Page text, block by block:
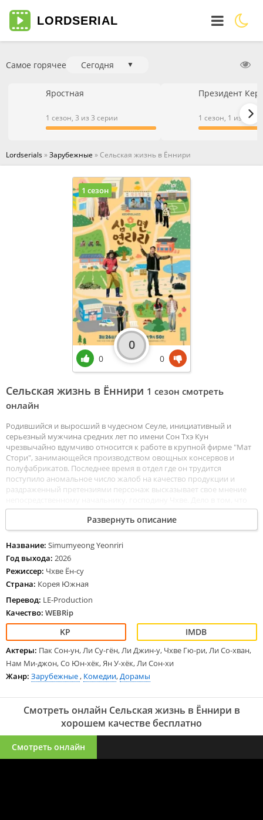
LORDSERIAL
Самое горячее Сегодня ▼
Яростная
1 сезон, 3 из 3 серии
Президент
1 сезон, 1 из 1
Lordserials»Зарубежные » Сельская жизнь в Ëннири
Сельская жизнь в Ëннири 1 сезон смотреть
онлайн
Родившийся и выросший в чудесном Сеуле, инициативный и
серьезный мужчина средних лет по имени Сон Тхэ Кун
чрезвычайно вдумчиво относится к работе в крупной фирме "Мат
Стори", занимающейся производством овощных консервов и
полуфабрикатов. Последнее время в отдел где он трудится
поступило аномальное число жалоб на качество продукции и
раздраженный претензиями персонаж высказывает свое мнение
для переработки у поставщиков закупается капуста не
надлежащего качества и выход из тупика лишь один, выращивать
ее самим. Недолюбливающий подчиненного босс предлагает ему
отправиться в далекое поселение Ённири, чтобы открыть там
филиал и реализовать собственный проект. Не ожидавший
подобного поворота герой собирает вещи и в этот момент из
Торонто неожиданно возвращается жена Чо Ми Рё с тремя
сыновьями. Все они едут в деревню, где знакомятся с хитрым
старостой Им Джу Хёном, выбирают дом для проживания и
начинают налаживать контакты с местным населением. В
предложенном доме отсутствуют свет и вода, а удобства
расположены во дворе.
Развернуть описание
Название: Simumyeong Yeonriri
Год выхода: 2026
Режиссер: Чхве Ён-су
Страна: Корея Южная
Перевод: LE-Production
Качество: WEBRip
Актеры: Пак Сон-ун, Ли Су-гён, Ли Джин-у, Чхве Гю-ри, Ли Со-хван,
Нам Ми-джон, Со Юн-хёк, Ян У-хёк, Ли Сон-хи
Жанр: Зарубежные, Комедии,Дорамы
1 сезон
0
0
0
Смотреть онлайн Сельская жизнь в Ëннири в
хорошем качестве бесплатно
Смотреть онлайн